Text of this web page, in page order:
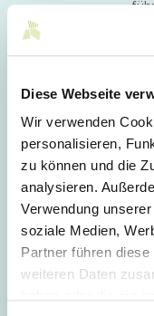
Diese Webseite
Wir verwenden
personalisieren,
zu können und die
analysieren.
Verwendung
soziale Medien,
Partner führen
weiteren Daten
Februar 2025
Die